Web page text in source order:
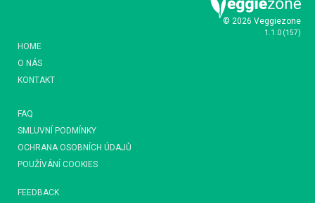
© 2026 Veggiezone
1.1.0 (157)
HOME
O NÁS
KONTAKT
FAQ
SMLUVNÍ PODMÍNKY
OCHRANA OSOBNÍCH ÚDAJŮ
POUŽÍVÁNÍ COOKIES
FEEDBACK